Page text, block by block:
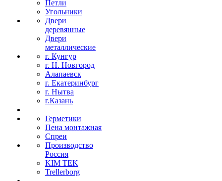
Петли
Угольники
Двери
деревянные
Двери
металлические
г. Кунгур
г. Н. Новгород
Алапаевск
г. Екатеринбург
г. Нытва
г.Казань
Герметики
Пена монтажная
Спреи
Производство
Россия
KIM TEK
Trellerborg